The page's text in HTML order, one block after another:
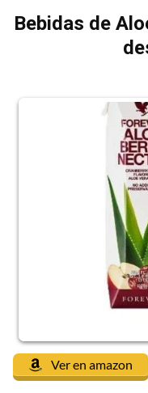
Bebidas de
Ver en amazon